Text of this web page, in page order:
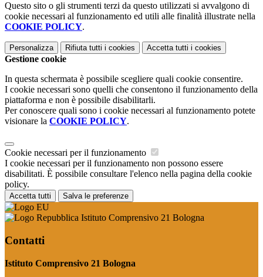
Questo sito o gli strumenti terzi da questo utilizzati si avvalgono di
cookie necessari al funzionamento ed utili alle finalità illustrate nella
COOKIE POLICY.
Personalizza Rifiuta tutti i cookies Accetta tutti i cookies
Gestione cookie
In questa schermata è possibile scegliere quali cookie consentire.
I cookie necessari sono quelli che consentono il funzionamento della
piattaforma e non è possibile disabilitarli.
Per conoscere quali sono i cookie necessari al funzionamento potete
visionare la COOKIE POLICY.
Cookie necessari per il funzionamento
I cookie necessari per il funzionamento non possono essere
disabilitati. È possibile consultare l'elenco nella pagina della cookie
policy.
Accetta tutti Salva le preferenze
Istituto Comprensivo 21 Bologna
Contatti
Istituto Comprensivo 21 Bologna